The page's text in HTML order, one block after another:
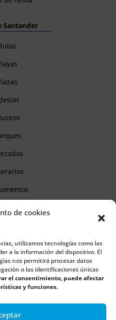
de cookies
utilizamos tecnologías como las
a la información del dispositivo. El
nos permitirá procesar datos
o las identificaciones únicas
el consentimiento, puede afectar
y funciones.
Santander
legal
de cookies
privacidad